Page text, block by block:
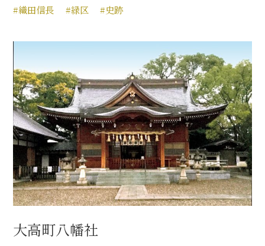
#織田信長 #緑区 #史跡
大高町八幡社